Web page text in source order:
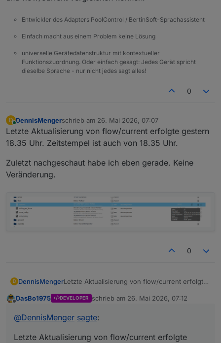
Entwickler des Adapters PoolControl / BertinSoft-Sprachassistent
Einfach macht aus einem Problem keine Lösung
universelle Gerätedatenstruktur mit kontextueller
Funktionszuordnung. Oder einfach gesagt: Jedes Gerät spricht
dieselbe Sprache - nur nicht jedes sagt alles!
0
D
Online
DennisMengerschrieb am 26. Mai 2026, 07:07
zuletzt editiert von
Letzte Aktualisierung von flow/current erfolgte gestern
18.35 Uhr. Zeitstempel ist auch von 18.35 Uhr.
Zuletzt nachgeschaut habe ich eben gerade. Keine
Veränderung.
0
D DennisMengerLetzte Aktualisierung von flow/current erfolgte
18.35 Uhr.
Zuletzt nachgeschaut habe ich eben gerade.
DasBo1975 DEVELOPER schrieb am 26. Mai 2026, 07:12
zuletzt editiert von
@DennisMenger sagte:
Letzte Aktualisierung von flow/current erfolgte